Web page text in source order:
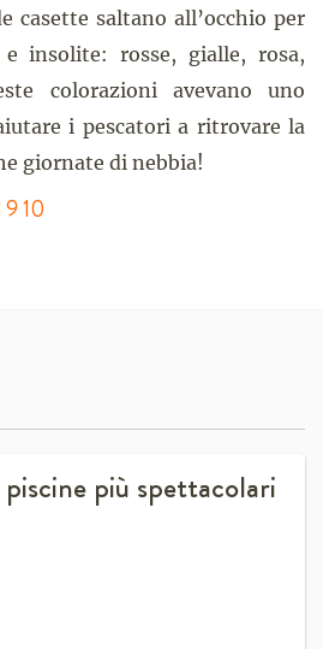
casette saltano all’occhio per
insolite: rosse, gialle, rosa,
colorazioni avevano uno
i pescatori a ritrovare la
giornate di nebbia!
910
più spettacolari